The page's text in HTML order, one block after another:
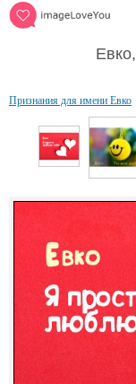
Признания для имени Евко